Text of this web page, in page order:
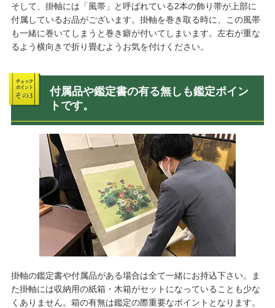
そして、掛軸には「風帯」と呼ばれている2本の飾り帯が上部に
付属しているお品がございます。掛軸を巻き取る時に、この風帯
も一緒に巻いてしまうと巻き癖が付いてしまいます。左右が重な
るよう横向きで折り畳むようお気を付けください。
付属品や鑑定書の有る無しも鑑定ポイン
トです。
掛軸の鑑定書や付属品がある場合は全て一緒にお持込下さい。ま
た掛軸には収納用の紙箱・木箱がセットになっていることも少な
くありません。箱の有無は鑑定の際重要なポイントとなります。